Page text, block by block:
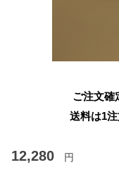
ご注文確
送料は1
12,280 円